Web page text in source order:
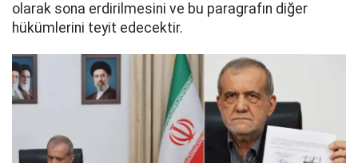
olarak sona erdirilmesini ve bu paragrafın diğer
hükümlerini teyit edecektir.